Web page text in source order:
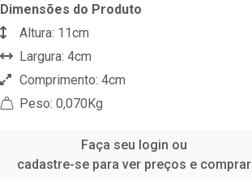
Dimensões do Produto
Altura: 11cm
Largura: 4cm
Comprimento: 4cm
Peso: 0,070Kg
Faça seu login ou
cadastre-se para ver preços e comprar